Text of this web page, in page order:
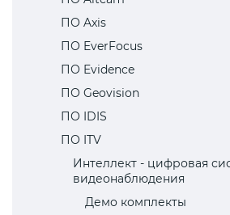
ПО Axis
ПО EverFocus
ПО Evidence
ПО Geovision
ПО IDIS
ПО ITV
Интеллект - цифровая
видеонаблюдения
Демо комплекты